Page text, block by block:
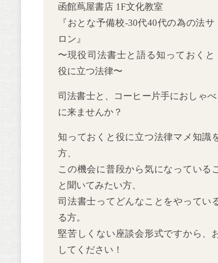
函館蔦屋書店 1F文化教室
『おとな予備校-30代40代の為の法サ
ロン』
〜現役司法書士と語る知っておくと
役に立つ法律〜
司法書士と、コーヒー片手におしゃ
に来ませんか？
知っておくと役に立つ法律マメ知識
方、
この機会に普段から気になっている
と聞いてみたい方、
司法書士ってどんなことをやってい
る方。
堅苦しくない座談会形式ですから、
してください！